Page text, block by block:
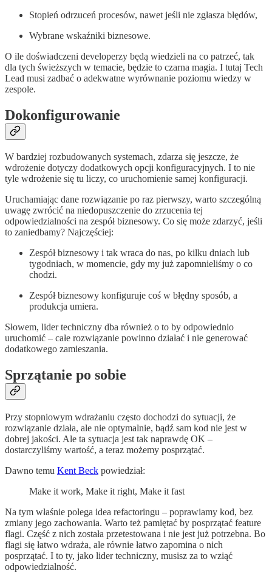
Stopień odrzuceń procesów, nawet jeśli nie zgłasza błędów,
Wybrane wskaźniki biznesowe.
O ile doświadczeni developerzy będą wiedzieli na co patrzeć, tak
dla tych świeższych w temacie, będzie to czarna magia. I tutaj Tech
Lead musi zadbać o adekwatne wyrównanie poziomu wiedzy w
zespole.
Dokonfigurowanie
W bardziej rozbudowanych systemach, zdarza się jeszcze, że
wdrożenie dotyczy dodatkowych opcji konfiguracyjnych. I to nie
tyle wdrożenie się tu liczy, co uruchomienie samej konfiguracji.
Uruchamiając dane rozwiązanie po raz pierwszy, warto szczególną
uwagę zwrócić na niedopuszczenie do zrzucenia tej
odpowiedzialności na zespół biznesowy. Co się może zdarzyć, jeśli
to zaniedbamy? Najczęściej:
Zespół biznesowy i tak wraca do nas, po kilku dniach lub
tygodniach, w momencie, gdy my już zapomnieliśmy o co
chodzi.
Zespół biznesowy konfiguruje coś w błędny sposób, a
produkcja umiera.
Słowem, lider techniczny dba również o to by odpowiednio
uruchomić – całe rozwiązanie powinno działać i nie generować
dodatkowego zamieszania.
Sprzątanie po sobie
Przy stopniowym wdrażaniu często dochodzi do sytuacji, że
rozwiązanie działa, ale nie optymalnie, bądź sam kod nie jest w
dobrej jakości. Ale ta sytuacja jest tak naprawdę OK –
dostarczyliśmy wartość, a teraz możemy posprzątać.
Dawno temu Kent Beck powiedział:
Make it work, Make it right, Make it fast
Na tym właśnie polega idea refactoringu – poprawiamy kod, bez
zmiany jego zachowania. Warto też pamiętać by posprzątać feature
flagi. Część z nich została przetestowana i nie jest już potrzebna. Bo
flagi się łatwo wdraża, ale równie łatwo zapomina o nich
posprzątać. I to ty, jako lider techniczny, musisz za to wziąć
odpowiedzialność.